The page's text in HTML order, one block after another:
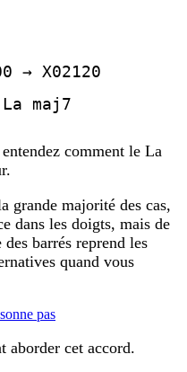
→ X02120
maj7
comment le La
grande majorité des cas,
dans les doigts, mais de
barrés reprend les
quand vous
pas
aborder cet accord.